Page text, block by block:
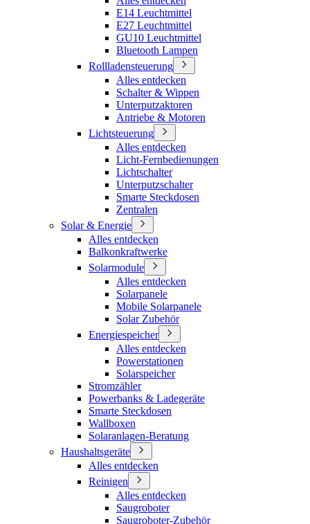
E14 Leuchtmittel
E27 Leuchtmittel
GU10 Leuchtmittel
Bluetooth Lampen
Rollladensteuerung
Alles entdecken
Schalter & Wippen
Unterputzaktoren
Antriebe & Motoren
Lichtsteuerung
Alles entdecken
Licht-Fernbedienungen
Lichtschalter
Unterputzschalter
Smarte Steckdosen
Zentralen
Solar & Energie
Alles entdecken
Balkonkraftwerke
Solarmodule
Alles entdecken
Solarpanele
Mobile Solarpanele
Solar Zubehör
Energiespeicher
Alles entdecken
Powerstationen
Solarspeicher
Stromzähler
Powerbanks & Ladegeräte
Smarte Steckdosen
Wallboxen
Solaranlagen-Beratung
Haushaltsgeräte
Alles entdecken
Reinigen
Alles entdecken
Saugroboter
Saugroboter-Zubehör